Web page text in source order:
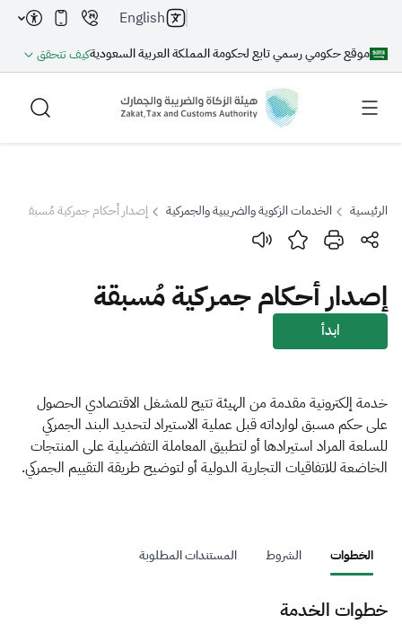
موقع حكومي رسمي تابع لحكومة المملكة العربية السعوديةكيف تتحقق
English
بحث
بحث بحث AI
الزكاة الجمارك
ضريبة القيمة المضافة
الإقرار الضريبي
التصرفات العقارية
الرئيسية الخدمات الزكوية والضريبية والجمركية إصدار أحكام جمركية مُسبقة
إصدار أحكام جمركية مُسبقة
ابدأ
خدمة إلكترونية مقدمة من الهيئة تتيح للمشغل الاقتصادي الحصول
على حكم مسبق لوارداته قبل عملية الاستيراد لتحديد البند الجمركي
للسلعة المراد استيرادها أو لتطبيق المعاملة التفضيلية على المنتجات
الخاضعة للاتفاقيات التجارية الدولية أو لتوضيح طريقة التقييم الجمركي.
الخطوات الشروط المستندات المطلوبة
خطوات الخدمة